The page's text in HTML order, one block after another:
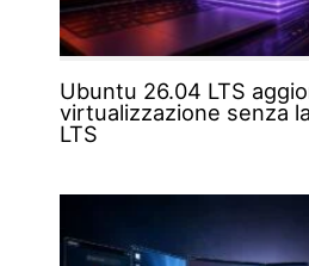
Ubuntu 26.04 LTS
virtualizzazione senza
LTS